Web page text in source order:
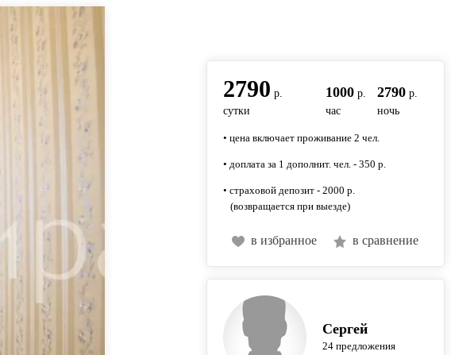
2790 р.
сутки
1000 р.
час
2790р.
ночь
• цена включает проживание 2 чел.
• доплата за 1 дополнит. чел. - 350 р.
• страховой депозит - 2000 р.
(возвращается при выезде)
в избранное в сравнение
Сергей
24 предложения